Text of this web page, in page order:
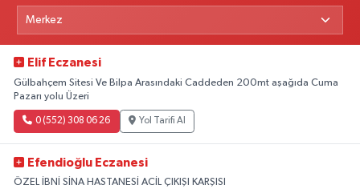
Elif Eczanesi
Gülbahçem Sitesi Ve Bilpa Arasındaki Caddeden 200mt aşağıda Cuma
Pazarı yolu Üzeri
0 (552) 308 06 26 Yol Tarifi Al
Efendioğlu Eczanesi
ÖZEL İBNİ SİNA HASTANESİ ACİL ÇIKIŞI KARŞISI